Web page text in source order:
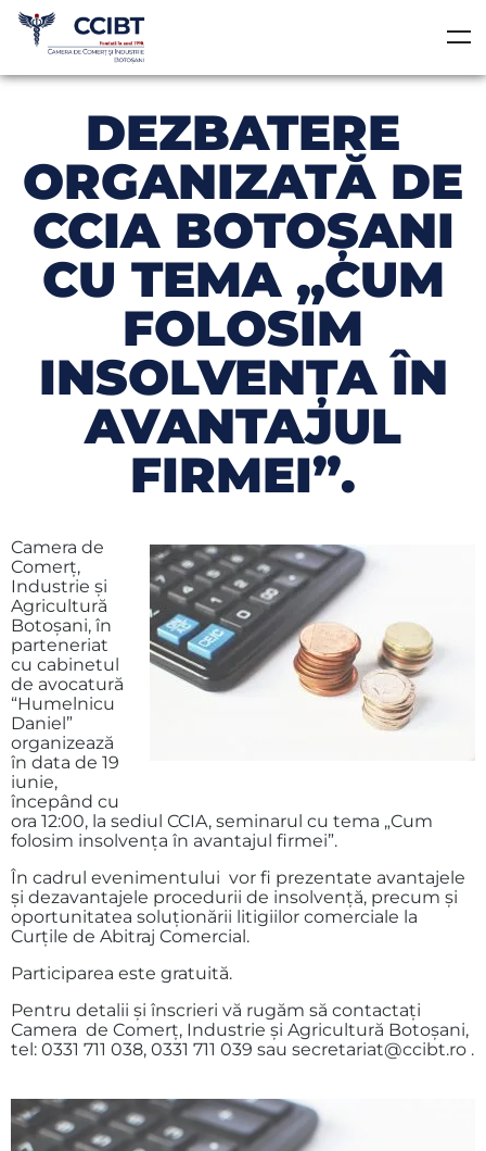
DEZBATERE
ORGANIZATĂ DE
CCIA BOTOŞANI
CU TEMA „CUM
FOLOSIM
INSOLVENŢA ÎN
AVANTAJUL
FIRMEI”.
Camera de
Comerț,
Industrie și
Agricultură
Botoșani, în
parteneriat
cu cabinetul
de avocatură
“Humelnicu
Daniel”
organizează
în data de 19
iunie,
începând cu
ora 12:00, la sediul CCIA, seminarul cu tema „Cum
folosim insolvenţa în avantajul firmei”.
În cadrul evenimentului vor fi prezentate avantajele
şi dezavantajele procedurii de insolvență, precum și
oportunitatea soluționării litigiilor comerciale la
Curţile de Abitraj Comercial.
Participarea este gratuită.
Pentru detalii și înscrieri vă rugăm să contactați
Camera de Comerț, Industrie și Agricultură Botoșani,
tel: 0331 711 038, 0331 711 039 sau secretariat@ccibt.ro .